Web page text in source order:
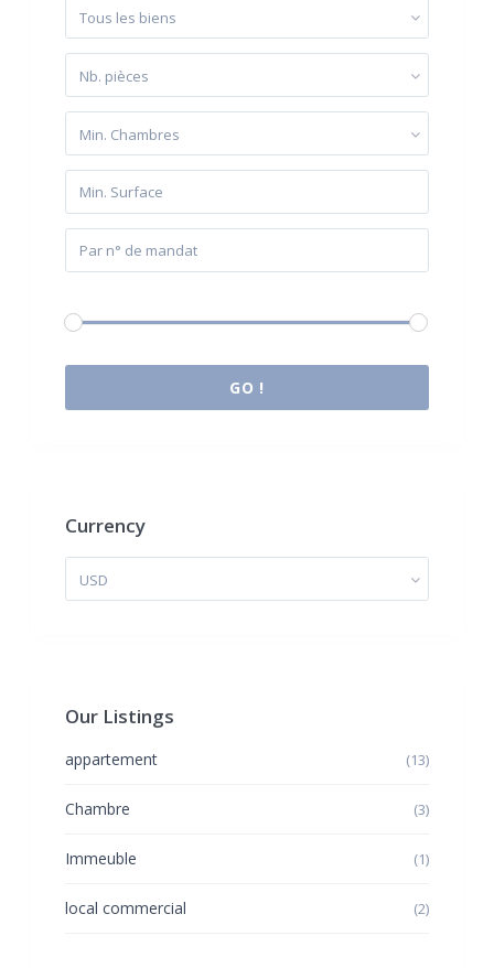
Tous les biens
Nb. pièces
Min. Chambres
GO !
Currency
USD
Our Listings
appartement (13)
Chambre (3)
Immeuble (1)
local commercial (2)